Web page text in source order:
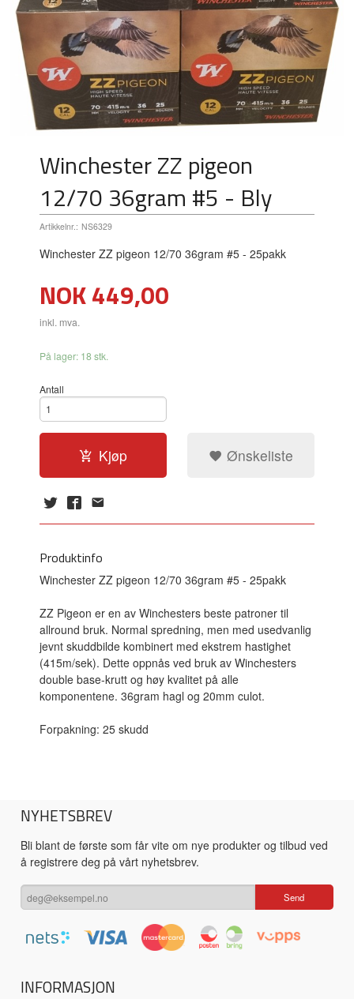
Winchester ZZ pigeon
12/70 36gram #5 - Bly
Artikkelnr.: NS6329
Winchester ZZ pigeon 12/70 36gram #5 - 25pakk
Pris
NOK449,00
inkl. mva.
På lager: 18 stk.
Antall
Kjøp Ønskeliste
Produktinfo
Winchester ZZ pigeon 12/70 36gram #5 - 25pakk
ZZ Pigeon er en av Winchesters beste patroner til
allround bruk. Normal spredning, men med usedvanlig
jevnt skuddbilde kombinert med ekstrem hastighet
(415m/sek). Dette oppnås ved bruk av Winchesters
double base-krutt og høy kvalitet på alle
komponentene. 36gram hagl og 20mm culot.
Forpakning: 25 skudd
NYHETSBREV
Bli blant de første som får vite om nye produkter og tilbud ved
å registrere deg på vårt nyhetsbrev.
INFORMASJON